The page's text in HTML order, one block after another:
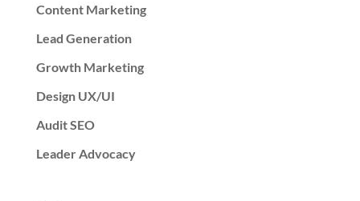
Content Marketing
Lead Generation
Growth Marketing
Design UX/UI
Audit SEO
Leader Advocacy